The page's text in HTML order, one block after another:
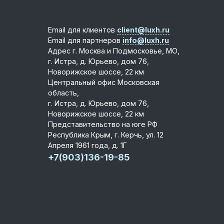
Email для клиентов client@luxh.ru
Email для партнеров info@luxh.ru
Адрес г. Москва и Подмосковье МО,
г. Истра, д. Юрьево, дом 76,
Новорижское шоссе, 22 км
Центральный офис Московская
область,
г. Истра, д. Юрьево, дом 76,
Новорижское шоссе, 22 км
Представительство на юге РФ
Республика Крым, г. Керчь, ул. 12
Апреля 1961 года, д. 1Г
+7(903)136-19-85